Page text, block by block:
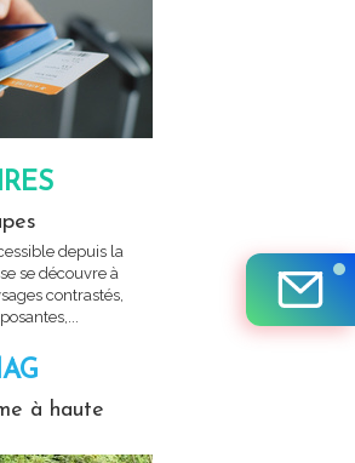
depuis la
se découvre à
contrastés,
à haute